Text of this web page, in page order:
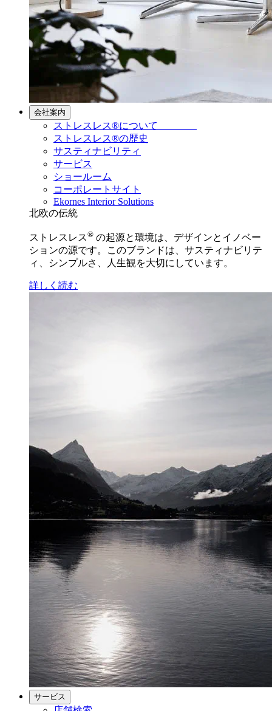
会社案内
ストレスレス®について
ストレスレス®の歴史
サスティナビリティ
サービス
ショールーム
コーポレートサイト
Ekornes Interior Solutions
北欧の伝統
ストレスレス® の起源と環境は、デザインとイノベー
ションの源です。このブランドは、サスティナビリテ
ィ、シンプルさ、人生観を大切にしています。
詳しく読む
サービス